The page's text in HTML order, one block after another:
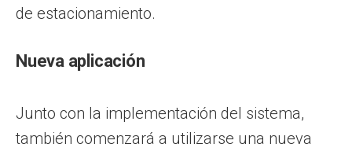
de estacionamiento.
Nueva aplicación
Junto con la implementación del sistema,
también comenzará a utilizarse una nueva